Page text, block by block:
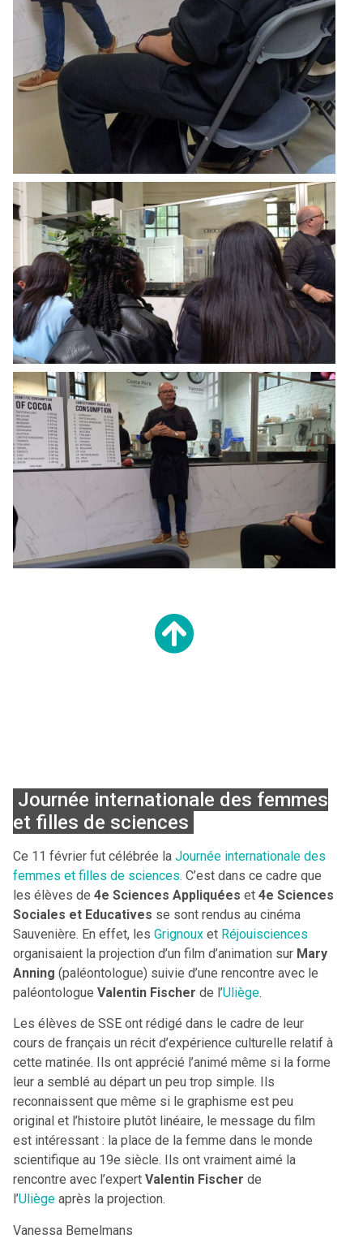
Journée internationale des femmes
et filles de sciences
Ce 11 février fut célébrée la Journée internationale des
femmes et filles de sciences. C’est dans ce cadre que
les élèves de 4e Sciences Appliquées et 4e Sciences
Sociales et Educatives se sont rendus au cinéma
Sauvenière. En effet, les Grignoux et Réjouisciences
organisaient la projection d’un film d’animation sur Mary
Anning (paléontologue) suivie d’une rencontre avec le
paléontologue Valentin Fischer de l’Uliège.
Les élèves de SSE ont rédigé dans le cadre de leur
cours de français un récit d’expérience culturelle relatif à
cette matinée. Ils ont apprécié l’animé même si la forme
leur a semblé au départ un peu trop simple. Ils
reconnaissent que même si le graphisme est peu
original et l’histoire plutôt linéaire, le message du film
est intéressant : la place de la femme dans le monde
scientifique au 19e siècle. Ils ont vraiment aimé la
rencontre avec l’expert Valentin Fischer de
l’Uliège après la projection.
Vanessa Bemelmans